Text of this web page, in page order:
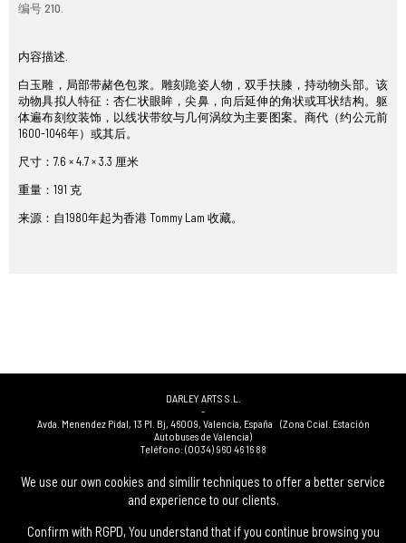
We use our own cookies and similir techniques to offer a better service
and experience to our clients.
Confirm with RGPD, You understand that if you continue browsing you
编号 210.
内容描述.
白玉雕，局部带赭色包浆。雕刻跪姿人物，双手扶膝，持动物头部。该
动物具拟人特征：杏仁状眼眸，尖鼻，向后延伸的角状或耳状结构。躯
体遍布刻纹装饰，以线状带纹与几何涡纹为主要图案。商代（约公元前
1600-1046年）或其后。
尺寸：7.6 × 4.7 × 3.3 厘米
重量：191 克
来源：自1980年起为香港 Tommy Lam 收藏。
DARLEY ARTS S.L.
-
Avda. Menendez Pidal, 13 Pl. Bj, 46009, Valencia, España (Zona Ccial. Estación
Autobuses de Valencia)
Teléfono:(0034) 960 46 16 88
(0034) 963 40 48 21
-
(0034) 669 53 68 89 (solo WhatsApp)
info@subastasdarley.com